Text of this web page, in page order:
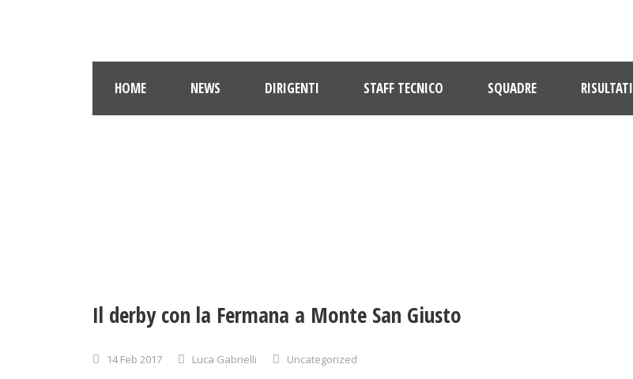
HOME NEWS DIRIGENTI STAFF TECNICO SQUADRE RISULTATI
Il derby con la Fermana a Monte San Giusto
14 Feb 2017 Luca Gabrielli Uncategorized